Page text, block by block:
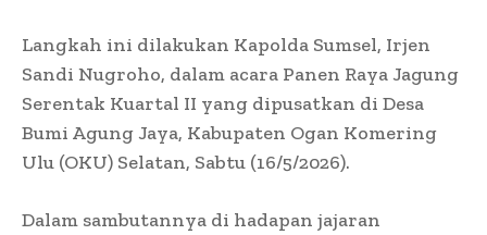
Langkah ini dilakukan Kapolda Sumsel, Irjen
Sandi Nugroho, dalam acara Panen Raya Jagung
Serentak Kuartal II yang dipusatkan di Desa
Bumi Agung Jaya, Kabupaten Ogan Komering
Ulu (OKU) Selatan, Sabtu (16/5/2026).
Dalam sambutannya di hadapan jajaran